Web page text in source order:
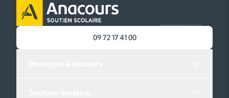
09 72 17 41 00